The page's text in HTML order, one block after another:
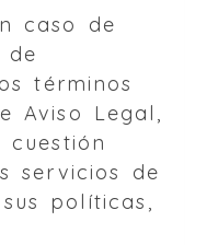
caso de
de
términos
Aviso Legal,
servicios de
políticas,